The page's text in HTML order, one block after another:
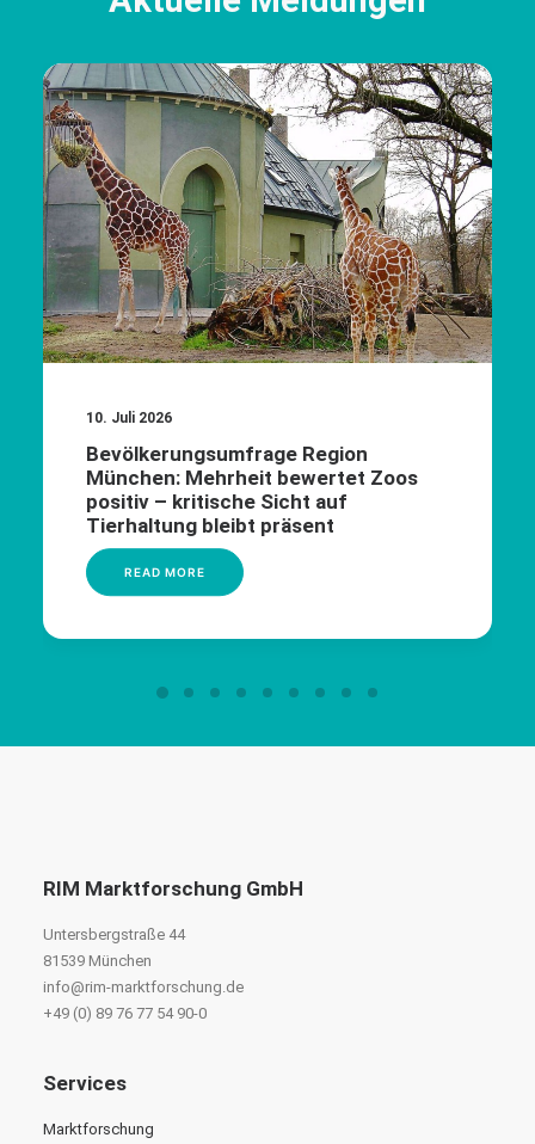
10. Juli 2026
Bevölkerungsumfrage Region
München: Mehrheit bewertet Zoos
positiv – kritische Sicht auf
Tierhaltung bleibt präsent
READ MORE
RIM Marktforschung GmbH
Untersbergstraße 44
81539 München
info@rim-marktforschung.de
+49 (0) 89 76 77 54 90-0
Services
Marktforschung